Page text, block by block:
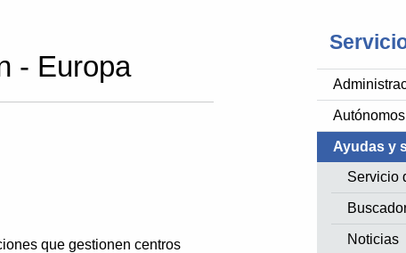
Autónomos
Ayudas y
Servicio
Noticias
- Europa
que gestionen centros